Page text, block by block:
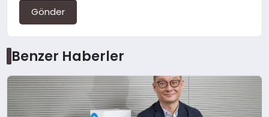
Gönder
Benzer Haberler